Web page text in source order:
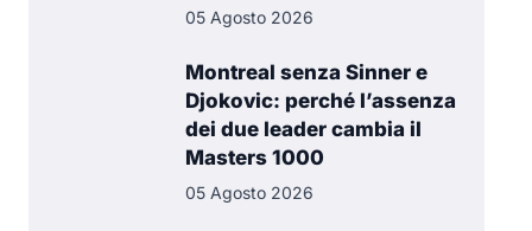
05 Agosto 2026
Montreal senza Sinner e
Djokovic: perché l’assenza
dei due leader cambia il
Masters 1000
05 Agosto 2026